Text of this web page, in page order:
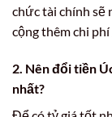
chức tài chính sẽ
cộng thêm chi
2. Nênđổi tiền
nhất?